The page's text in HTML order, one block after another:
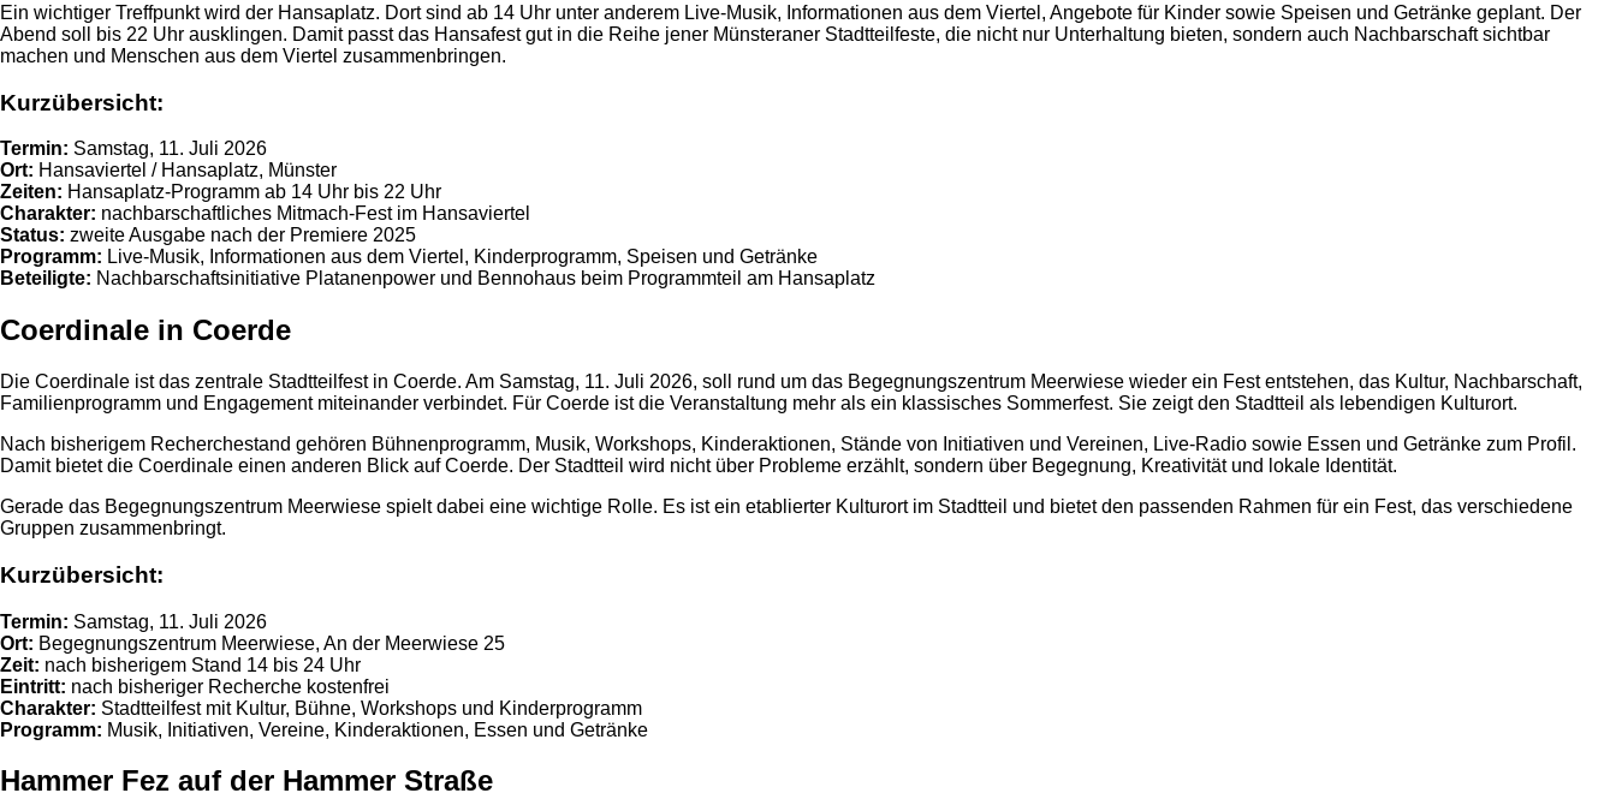
Ein wichtiger Treffpunkt wird der Hansaplatz. Dort sind ab 14 Uhr unter anderem Live-Musik, Informationen aus dem Viertel, Angebote für Kinder sowie Speisen und Getränke geplant. Der
Abend soll bis 22 Uhr ausklingen. Damit passt das Hansafest gut in die Reihe jener Münsteraner Stadtteilfeste, die nicht nur Unterhaltung bieten, sondern auch Nachbarschaft sichtbar
machen und Menschen aus dem Viertel zusammenbringen.
Kurzübersicht:
Termin: Samstag, 11. Juli 2026
Ort: Hansaviertel / Hansaplatz, Münster
Zeiten: Hansaplatz-Programm ab 14 Uhr bis 22 Uhr
Charakter: nachbarschaftliches Mitmach-Fest im Hansaviertel
Status: zweite Ausgabe nach der Premiere 2025
Programm: Live-Musik, Informationen aus dem Viertel, Kinderprogramm, Speisen und Getränke
Beteiligte: Nachbarschaftsinitiative Platanenpower und Bennohaus beim Programmteil am Hansaplatz
Coerdinale in Coerde
Die Coerdinale ist das zentrale Stadtteilfest in Coerde. Am Samstag, 11. Juli 2026, soll rund um das Begegnungszentrum Meerwiese wieder ein Fest entstehen, das Kultur, Nachbarschaft,
Familienprogramm und Engagement miteinander verbindet. Für Coerde ist die Veranstaltung mehr als ein klassisches Sommerfest. Sie zeigt den Stadtteil als lebendigen Kulturort.
Nach bisherigem Recherchestand gehören Bühnenprogramm, Musik, Workshops, Kinderaktionen, Stände von Initiativen und Vereinen, Live-Radio sowie Essen und Getränke zum Profil.
Damit bietet die Coerdinale einen anderen Blick auf Coerde. Der Stadtteil wird nicht über Probleme erzählt, sondern über Begegnung, Kreativität und lokale Identität.
Gerade das Begegnungszentrum Meerwiese spielt dabei eine wichtige Rolle. Es ist ein etablierter Kulturort im Stadtteil und bietet den passenden Rahmen für ein Fest, das verschiedene
Gruppen zusammenbringt.
Kurzübersicht:
Termin: Samstag, 11. Juli 2026
Ort: Begegnungszentrum Meerwiese, An der Meerwiese 25
Zeit: nach bisherigem Stand 14 bis 24 Uhr
Eintritt: nach bisheriger Recherche kostenfrei
Charakter: Stadtteilfest mit Kultur, Bühne, Workshops und Kinderprogramm
Programm: Musik, Initiativen, Vereine, Kinderaktionen, Essen und Getränke
Hammer Fez auf der Hammer Straße